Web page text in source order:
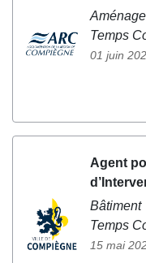
Temps
01 juin
Agent
Bâtiment
Temps
15 mai